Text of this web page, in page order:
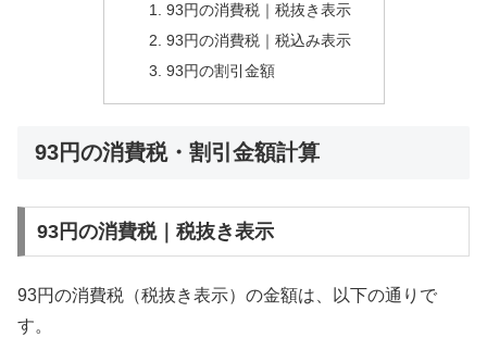
93円の消費税｜税抜き表示
93円の消費税｜税込み表示
93円の割引金額
93円の消費税・割引金額計算
93円の消費税｜税抜き表示
93円の消費税（税抜き表示）の金額は、以下の通りで
す。